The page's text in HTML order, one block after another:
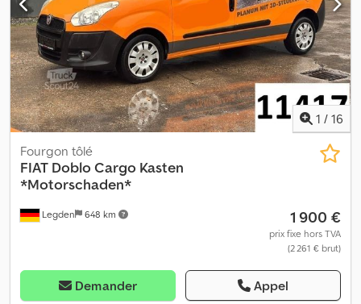
1 / 16
Legden 648 km
Fourgon tôlé
FIAT Doblo Cargo Kasten
*Motorschaden*
1 900 €
prix fixe hors TVA
(2 261 € brut)
Demander Appel